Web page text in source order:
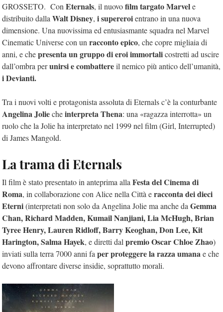
GROSSETO. ConEternals, il nuovofilm targato Marvele
distribuito dallaWalt Disney, i supereroientrano in una nuova
dimensione. Una nuovissima ed entusiasmante squadra nel Marvel
Cinematic Universe con unracconto epico, che copre migliaia di
anni, e chepresenta un gruppo di eroi immortalicostretti ad uscire
dall’ombra perunirsi e combattereil nemico più antico dell’umanità,
i Devianti.
Tra i nuovi volti e protagonista assoluta di Eternals c’è la conturbante
Angelina Joliecheinterpreta Thena: una «ragazza interrotta» un
ruolo che la Jolie ha interpretato nel 1999 nel film (Girl, Interrupted)
di James Mangold.
La trama di Eternals
Il film è stato presentato in anteprima allaFesta del Cinema di
Roma, in collaborazione con Alice nella Città eracconta dei dieci
Eterni(interpretati non solo da Angelina Jolie ma anche daGemma
Chan, Richard Madden, Kumail Nanjiani, Lia McHugh, Brian
Tyree Henry, Lauren Ridloff, Barry Keoghan, Don Lee, Kit
Harington, Salma Hayek, e diretti dalpremio Oscar Chloe Zhao)
inviati sulla terra 7000 anni faper proteggere la razza umanae che
devono affrontare diverse insidie, soprattutto morali.